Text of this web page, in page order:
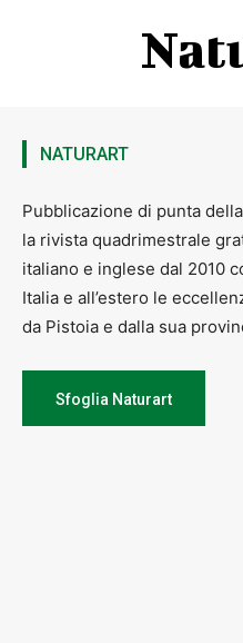
NATURART
Pubblicazione di punta
la rivista quadrimestrale
italiano e inglese dal 2010
Italia e all’estero le
da Pistoia e dalla sua
Sfoglia Naturart